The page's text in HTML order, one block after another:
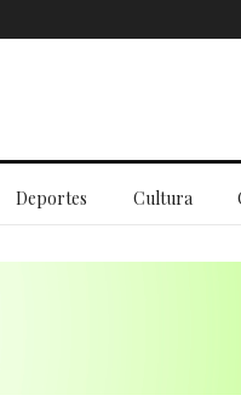
Deportes Cultura